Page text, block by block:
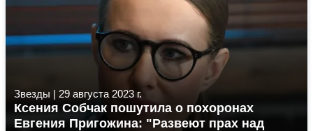
Звезды | 29 августа 2023 г.
Ксения Собчак пошутила о похоронах
Евгения Пригожина: "Развеют прах над